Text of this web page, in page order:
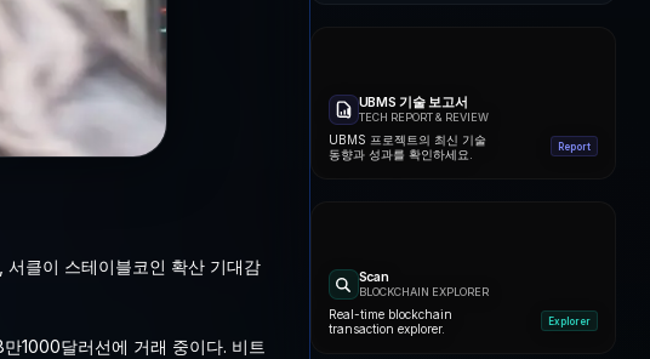
클이 스테이블코인 확산 기대감
1000달러선에 거래 중이다. 비트
UBMS 기술 보고서
TECH REPORT & REVIEW
UBMS 프로젝트의 최신 기술
동향과 성과를 확인하세요.
Report
Scan
BLOCKCHAIN EXPLORER
Real-time blockchain
transaction explorer.
Explorer